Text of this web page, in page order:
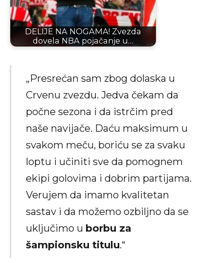
DELIJE NA NOGAMA! Zvezda
dovela NBA pojačanje u…
„Presrećan sam zbog dolaska u
Crvenu zvezdu. Jedva čekam da
počne sezona i da istrčim pred
naše navijače. Daću maksimum u
svakom meču, boriću se za svaku
loptu i učiniti sve da pomognem
ekipi golovima i dobrim partijama.
Verujem da imamo kvalitetan
sastav i da možemo ozbiljno da se
uključimo u borbu za
šampionsku titulu.“